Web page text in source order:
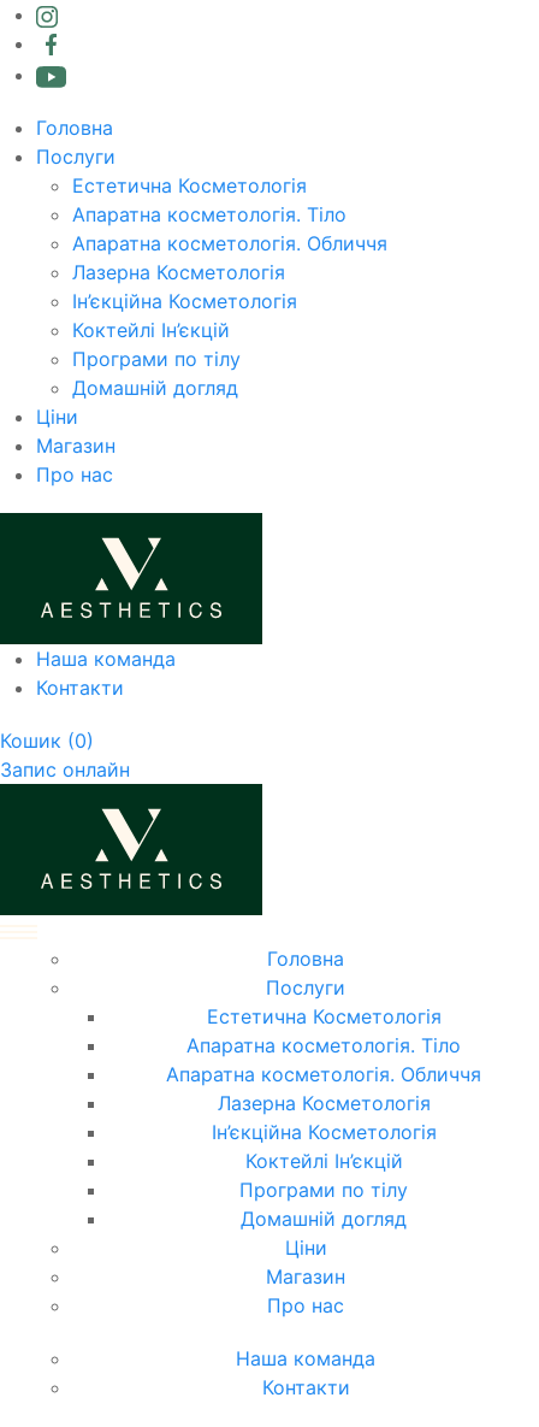
Головна
Послуги
Естетична Косметологія
Апаратна косметологія. Тіло
Апаратна косметологія. Обличчя
Лазерна Косметологія
Ін’єкційна Косметологія
Коктейлі Ін’єкцій
Програми по тілу
Домашній догляд
Ціни
Магазин
Про нас
Наша команда
Контакти
Кошик (0)
Запис онлайн
Головна
Послуги
Естетична Косметологія
Апаратна косметологія. Тіло
Апаратна косметологія. Обличчя
Лазерна Косметологія
Ін’єкційна Косметологія
Коктейлі Ін’єкцій
Програми по тілу
Домашній догляд
Ціни
Магазин
Про нас
Наша команда
Контакти